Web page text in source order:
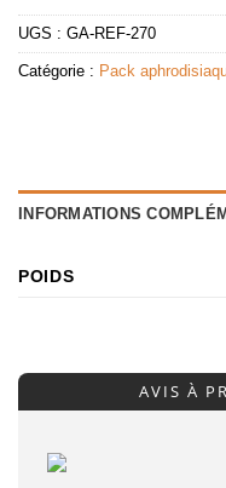
UGS : GA-REF-270
Catégorie : Pack
INFORMATIONS
POIDS
AVIS À